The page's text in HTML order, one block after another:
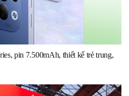
pin 7.500mAh, thiết kế trẻ trung,